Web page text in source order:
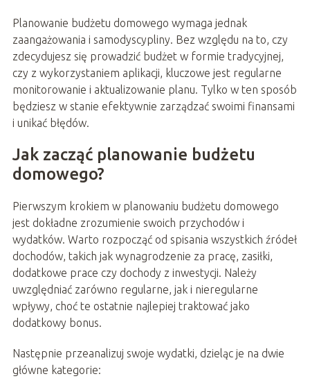
Planowanie budżetu domowego wymaga jednak
zaangażowania i samodyscypliny. Bez względu na to, czy
zdecydujesz się prowadzić budżet w formie tradycyjnej,
czy z wykorzystaniem aplikacji, kluczowe jest regularne
monitorowanie i aktualizowanie planu. Tylko w ten sposób
będziesz w stanie efektywnie zarządzać swoimi finansami
i unikać błędów.
Jak zacząć planowanie budżetu
domowego?
Pierwszym krokiem w planowaniu budżetu domowego
jest dokładne zrozumienie swoich przychodów i
wydatków. Warto rozpocząć od spisania wszystkich źródeł
dochodów, takich jak wynagrodzenie za pracę, zasiłki,
dodatkowe prace czy dochody z inwestycji. Należy
uwzględniać zarówno regularne, jak i nieregularne
wpływy, choć te ostatnie najlepiej traktować jako
dodatkowy bonus.
Następnie przeanalizuj swoje wydatki, dzieląc je na dwie
główne kategorie: